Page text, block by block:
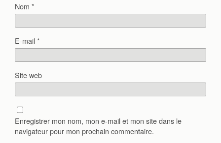
Nom *
E-mail*
Site web
Enregistrer mon nom, mon e-mail et mon site dans le
navigateur pour mon prochain commentaire.